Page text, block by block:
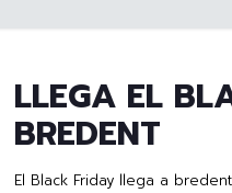
LLEGA EL
BREDENT
El Black Friday llega a